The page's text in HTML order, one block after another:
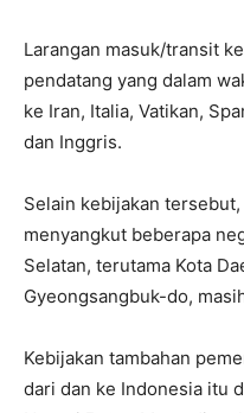
Larangan masuk/transit
pendatang yang dalam
ke Iran, Italia, Vatikan,
dan Inggris.
Selain kebijakan
menyangkut beberapa
Selatan, terutama Kota
Gyeongsangbuk-do,
Kebijakan tambahan
dari dan ke Indonesia itu